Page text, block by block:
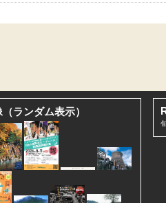
ランダム表示）